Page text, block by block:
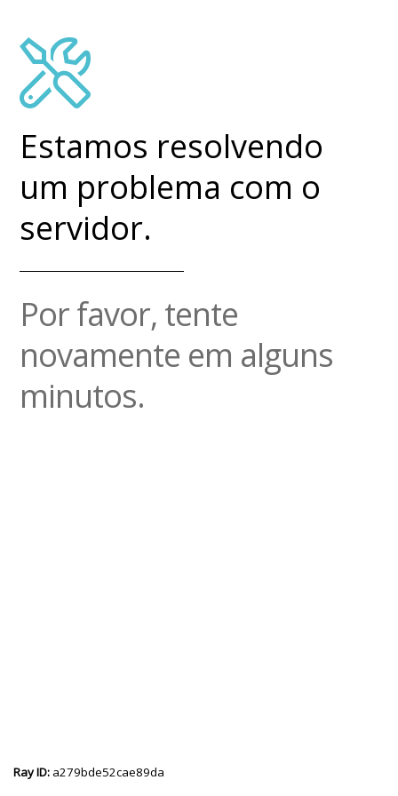
Estamos resolvendo
um problema com o
servidor.
Por favor, tente
novamente em alguns
minutos.
Ray ID: a279bde52cae89da